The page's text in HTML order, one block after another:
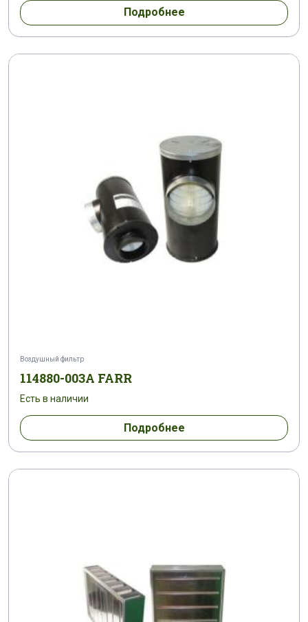
Подробнее
Воздушный фильтр
114880-003A FARR
Есть в наличии
Подробнее